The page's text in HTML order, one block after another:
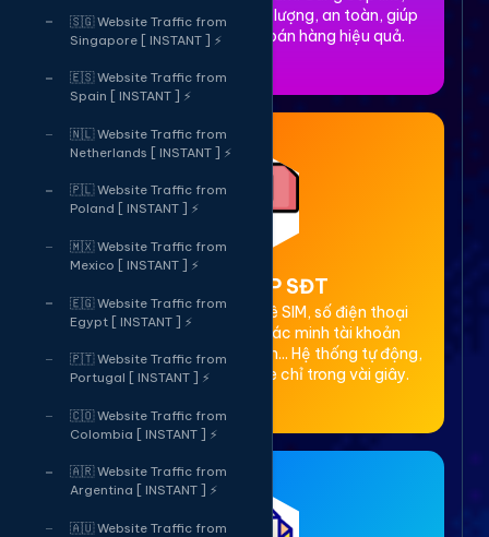
🇸🇬 Website Traffic from
Singapore [ INSTANT ] ⚡
🇪🇸 Website Traffic from
Spain [ INSTANT ] ⚡
🇳🇱 Website Traffic from
Netherlands [ INSTANT ] ⚡
🇵🇱 Website Traffic from
Poland [ INSTANT ] ⚡
🇲🇽 Website Traffic from
Mexico [ INSTANT ] ⚡
🇪🇬 Website Traffic from
Egypt [ INSTANT ] ⚡
🇵🇹 Website Traffic from
Portugal [ INSTANT ] ⚡
🇨🇴 Website Traffic from
Colombia [ INSTANT ] ⚡
🇦🇷 Website Traffic from
Argentina [ INSTANT ] ⚡
🇦🇺 Website Traffic from
share, comment, view chất lượng, an toàn, giúp
xây dựng thương hiệu và bán hàng hiệu quả.
2. Thuê OTP SĐT
Cung cấp dịch vụ cho thuê SIM, số điện thoại
(SĐT) để nhận mã OTP xác minh tài khoản
Facebook, Google, Telegram... Hệ thống tự động,
bảo mật, giá rẻ, nhận code chỉ trong vài giây.